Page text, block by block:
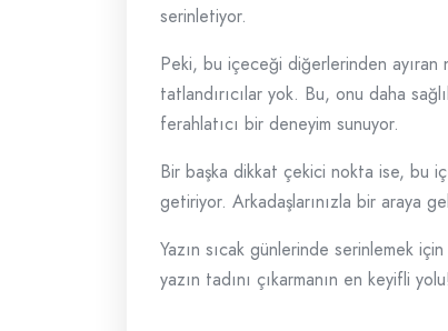
serinletiyor.
Peki, bu içeceği diğerlerinden
tatlandırıcılar yok. Bu, onu daha
ferahlatıcı bir deneyim sunuyor.
Bir başka dikkat çekici nokta ise, bu
getiriyor. Arkadaşlarınızla bir araya
Yazın sıcak günlerinde serinlemek
yazın tadını çıkarmanın en keyifli yolu!